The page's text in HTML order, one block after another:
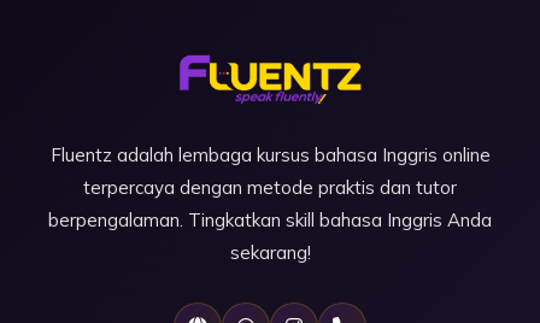
Fluentz adalah lembaga kursus bahasa Inggris online
terpercaya dengan metode praktis dan tutor
berpengalaman. Tingkatkan skill bahasa Inggris Anda
sekarang!